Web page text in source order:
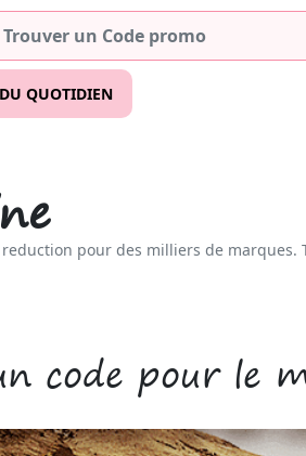
QUOTIDIEN
pour des milliers de marques.
code pour le